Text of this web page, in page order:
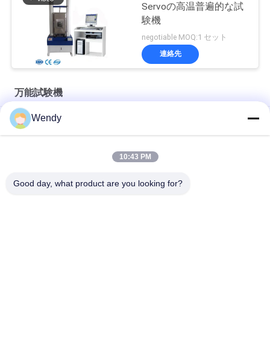
Servoの高温普遍的な試
験機
negotiable MOQ:1 セット
連絡先
万能試験機
デスクトップ 単列 ユニバーサル 張力 テスト プラスチック ボト
ル カップ 圧縮 試験 機械
ダミープル試験用万能引張試験機 万能試験機
Wendy
10:43 PM
Good day, what product are you looking for?